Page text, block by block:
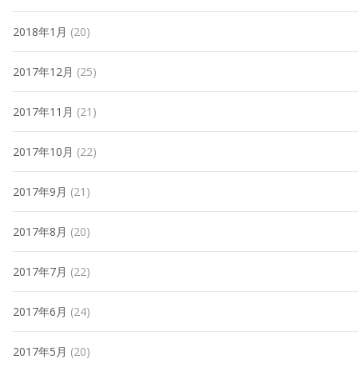
2018年1月 (20)
2017年12月 (25)
2017年11月 (21)
2017年10月 (22)
2017年9月 (21)
2017年8月 (20)
2017年7月 (22)
2017年6月 (24)
2017年5月 (20)